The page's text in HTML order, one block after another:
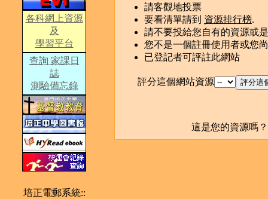
各科網上資源
及
學習平台
查詢 家課日
誌
測驗備忘錄
培正電郵系統::
請客觀地投票
要看清單請到 資源排行榜.
請不要投給您自有的資源或
您不是一個註冊使用者或您
已登記者可評註此網站
評分這個網站資源
這是您的資源嗎